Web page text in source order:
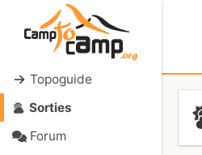
Topoguide
Sorties
Forum